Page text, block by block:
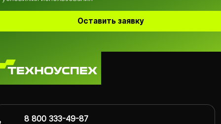
Оставить заявку
8 800 333-49-87